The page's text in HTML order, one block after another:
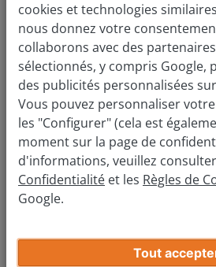
- Markus W.
2. Simple et sans
Vous pourrez aisément prendre
internet. Dans l’agence, vous serez
vérifiera votre voiture et qui
le processus. Tout est transparent,
pas à vous occuper des démarches
cookies et technologies
nous donnez votre
collaborons avec des
sélectionnés, y compris Google,
des publicités personnalisées
Vous pouvez personnaliser
les "Configurer" (cela est
moment sur la page de
d'informations, veuillez
Confidentialité et les Règles de
Google.
Tout